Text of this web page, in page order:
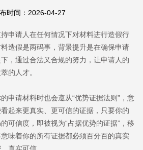
时间：2026-04-27
请人在任何情况下对材料进行造假行
造假是两码事，背景提升是在确保申请
，通过合法又合规的努力，让申请人的
的人才。
请材料时也会遵从“优势证据法则”，意
起来更真实、更可信的证据，只要你的
可信度，即被视为“占据优势的证据”，移
味着你的所有证据都必须百分百的真实